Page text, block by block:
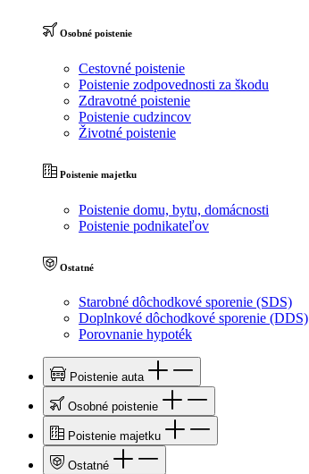
Osobné poistenie
Cestovné poistenie
Poistenie zodpovednosti za škodu
Zdravotné poistenie
Poistenie cudzincov
Životné poistenie
Poistenie majetku
Poistenie domu, bytu, domácnosti
Poistenie podnikateľov
Ostatné
Starobné dôchodkové sporenie (SDS)
Doplnkové dôchodkové sporenie (DDS)
Porovnanie hypoték
Poistenie auta
Osobné poistenie
Poistenie majetku
Ostatné